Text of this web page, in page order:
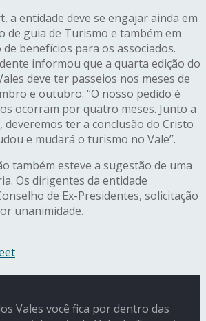
a entidade deve se engajar ainda em
de guia de Turismo e também em
benefícios para os associados.
informou que a quarta edição do
deve ter passeios nos meses de
e outubro. “O nosso pedido é
ocorram por quatro meses. Junto a
deveremos ter a conclusão do Cristo
e mudará o turismo no Vale”.
também esteve a sugestão de uma
Os dirigentes da entidade
de Ex-Presidentes, solicitação
unanimidade.
Vales você fica por dentro das